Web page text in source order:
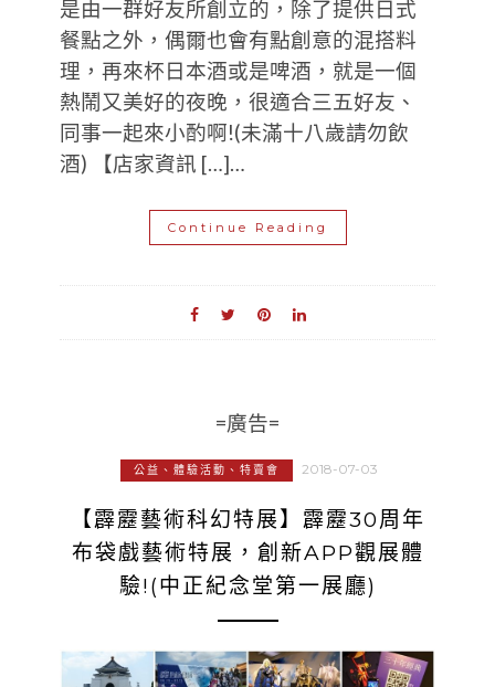
是由一群好友所創立的，除了提供日式
餐點之外，偶爾也會有點創意的混搭料
理，再來杯日本酒或是啤酒，就是一個
熱鬧又美好的夜晚，很適合三五好友、
同事一起來小酌啊!(未滿十八歲請勿飲
酒) 【店家資訊 […]…
Continue Reading
=廣告=
公益、體驗活動、特賣會 2018-07-03
【霹靂藝術科幻特展】霹靂30周年
布袋戲藝術特展，創新APP觀展體
驗!(中正紀念堂第一展廳)